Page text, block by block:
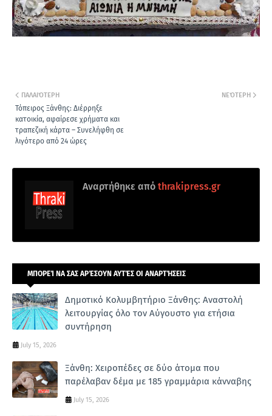
ΝΕΌΤΕΡΗ
ΠΑΛΑΙΌΤΕΡΗ
Τόπειρος Ξάνθης: Διέρρηξε
κατοικία, αφαίρεσε χρήματα και
τραπεζική κάρτα – Συνελήφθη σε
λιγότερο από 24 ώρες
Αναρτήθηκε από thrakipress.gr
ΜΠΟΡΕΊ ΝΑ ΣΑΣ ΑΡΈΣΟΥΝ ΑΥΤΈΣ ΟΙ ΑΝΑΡΤΉΣΕΙΣ
Δημοτικό Κολυμβητήριο Ξάνθης: Αναστολή
λειτουργίας όλο τον Αύγουστο για ετήσια
συντήρηση
July 15, 2026
Ξάνθη: Χειροπέδες σε δύο άτομα που
παρέλαβαν δέμα με 185 γραμμάρια κάνναβης
July 15, 2026